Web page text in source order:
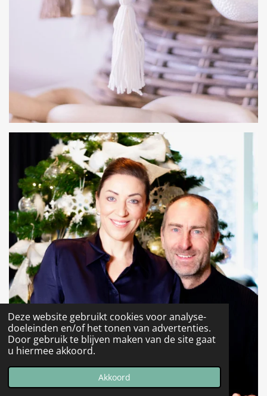
Deze website gebruikt cookies voor analyse-
doeleinden en/of het tonen van advertenties.
Door gebruik te blijven maken van de site gaat
u hiermee akkoord.
Akkoord